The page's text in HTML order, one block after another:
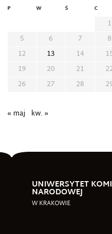
P W Ś C
1
5
6 7 8
12
13 14
19
20 21
26
27 28
« maj kw. »
UNIWERSYTET
NARODOWEJ
W KRAKOWIE